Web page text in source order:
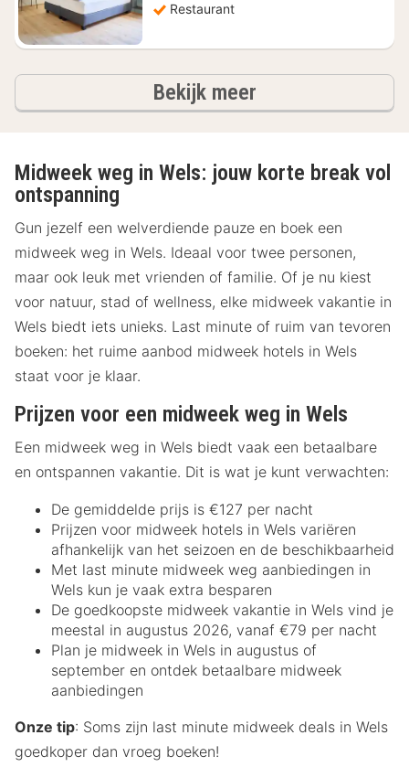
Restaurant
Bekijk meerhotels
Midweek weg in Wels: jouw korte break vol
ontspanning
Gun jezelf een welverdiende pauze en boek een
midweek weg in Wels. Ideaal voor twee personen,
maar ook leuk met vrienden of familie. Of je nu kiest
voor natuur, stad of wellness, elke midweek vakantie in
Wels biedt iets unieks. Last minute of ruim van tevoren
boeken: het ruime aanbod midweek hotels in Wels
staat voor je klaar.
Prijzen voor een midweek weg in Wels
Een midweek weg in Wels biedt vaak een betaalbare
en ontspannen vakantie. Dit is wat je kunt verwachten:
De gemiddelde prijs is €127 per nacht
Prijzen voor midweek hotels in Wels variëren
afhankelijk van het seizoen en de beschikbaarheid
Met last minute midweek weg aanbiedingen in
Wels kun je vaak extra besparen
De goedkoopste midweek vakantie in Wels vind je
meestal in augustus 2026, vanaf €79 per nacht
Plan je midweek in Wels in augustus of
september en ontdek betaalbare midweek
aanbiedingen
Onze tip: Soms zijn last minute midweek deals in Wels
goedkoper dan vroeg boeken!